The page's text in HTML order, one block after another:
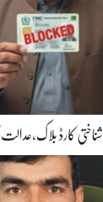
کارڈ